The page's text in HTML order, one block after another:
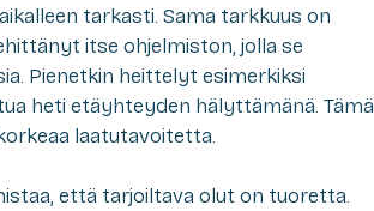
tarkasti. Sama tarkkuus on
itse ohjelmiston, jolla se
Pienetkin heittelyt esimerkiksi
heti etäyhteyden hälyttämänä. Tämä
laatutavoitetta.
että tarjoiltava olut on tuoretta.